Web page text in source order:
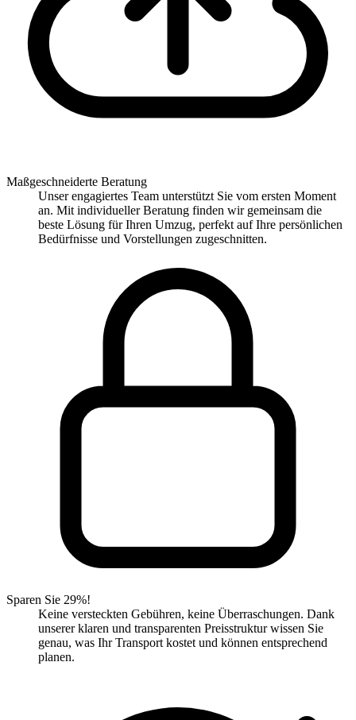
Maßgeschneiderte Beratung
Unser engagiertes Team unterstützt Sie vom ersten Moment
an. Mit individueller Beratung finden wir gemeinsam die
beste Lösung für Ihren Umzug, perfekt auf Ihre persönlichen
Bedürfnisse und Vorstellungen zugeschnitten.
Sparen Sie 29%!
Keine versteckten Gebühren, keine Überraschungen. Dank
unserer klaren und transparenten Preisstruktur wissen Sie
genau, was Ihr Transport kostet und können entsprechend
planen.